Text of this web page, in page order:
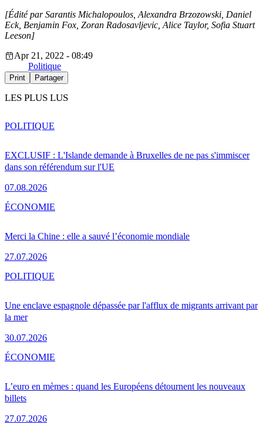
[Édité par Sarantis Michalopoulos, Alexandra Brzozowski, Daniel
Eck, Benjamin Fox, Zoran Radosavljevic, Alice Taylor, Sofia Stuart
Leeson]
Apr 21, 2022 - 08:49
Politique
Print Partager
LES PLUS LUS
EXCLUSIF : L'Islande demande à Bruxelles de ne pas s'immiscer
dans son référendum sur l'UE
07.08.2026
POLITIQUE
Merci la Chine : elle a sauvé l’économie mondiale
27.07.2026
ÉCONOMIE
Une enclave espagnole dépassée par l'afflux de migrants arrivant par
la mer
30.07.2026
POLITIQUE
L’euro en mèmes : quand les Européens détournent les nouveaux
billets
27.07.2026
ÉCONOMIE